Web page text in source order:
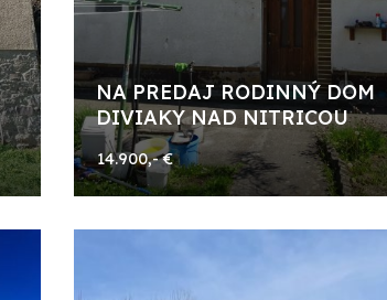
NA PREDAJ RODINNÝ DOM
DIVIAKY NAD NITRICOU
14.900,- €